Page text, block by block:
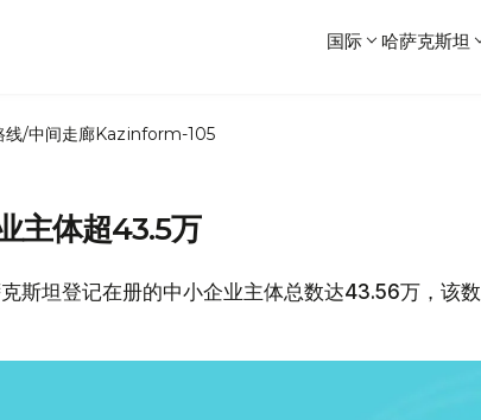
国际 哈萨克斯坦
线/中间走廊Kazinform-105
主体超43.5万
斯坦登记在册的中小企业主体总数达43.56万，该数